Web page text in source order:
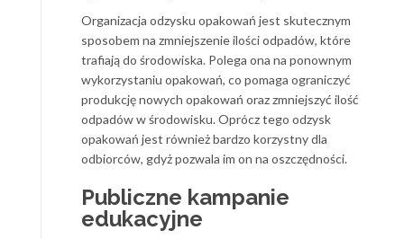
Organizacja odzysku opakowań jest skutecznym
sposobem na zmniejszenie ilości odpadów, które
trafiają do środowiska. Polega ona na ponownym
wykorzystaniu opakowań, co pomaga ograniczyć
produkcję nowych opakowań oraz zmniejszyć ilość
odpadów w środowisku. Oprócz tego odzysk
opakowań jest również bardzo korzystny dla
odbiorców, gdyż pozwala im on na oszczędności.
Publiczne kampanie
edukacyjne